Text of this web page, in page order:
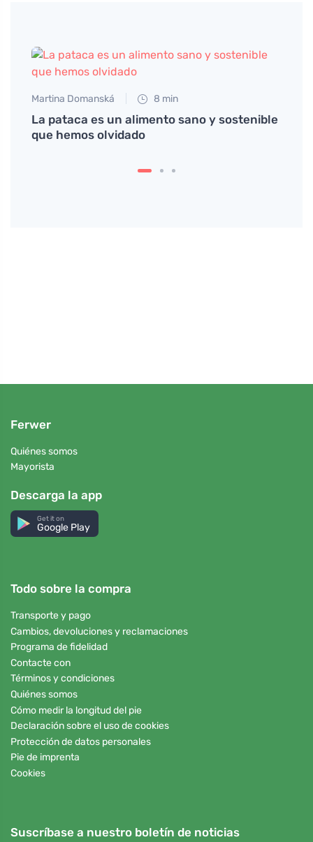
Martina Domanská 8 min
La pataca es un alimento sano y sostenible
que hemos olvidado
Ferwer
Quiénes somos
Mayorista
Descarga la app
Get it on
Google Play
Todo sobre la compra
Transporte y pago
Cambios, devoluciones y reclamaciones
Programa de fidelidad
Contacte con
Términos y condiciones
Quiénes somos
Cómo medir la longitud del pie
Declaración sobre el uso de cookies
Protección de datos personales
Pie de imprenta
Cookies
Suscríbase a nuestro boletín de noticias